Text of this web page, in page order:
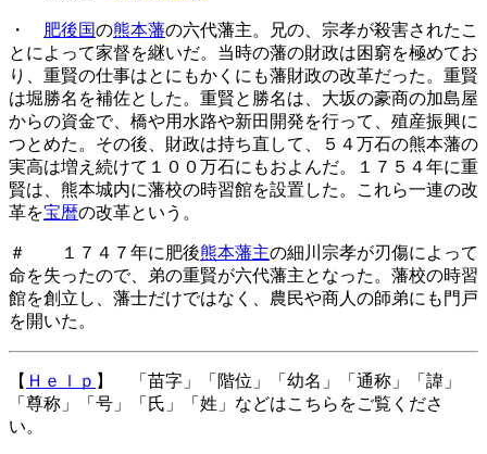
・ 肥後国の熊本藩の六代藩主。兄の、宗孝が殺害されたこ
とによって家督を継いだ。当時の藩の財政は困窮を極めてお
り、重賢の仕事はとにもかくにも藩財政の改革だった。重賢
は堀勝名を補佐とした。重賢と勝名は、大坂の豪商の加島屋
からの資金で、橋や用水路や新田開発を行って、殖産振興に
つとめた。その後、財政は持ち直して、５４万石の熊本藩の
実高は増え続けて１００万石にもおよんだ。１７５４年に重
賢は、熊本城内に藩校の時習館を設置した。これら一連の改
革を宝暦の改革という。
＃ １７４７年に肥後熊本藩主の細川宗孝が刃傷によって
命を失ったので、弟の重賢が六代藩主となった。藩校の時習
館を創立し、藩士だけではなく、農民や商人の師弟にも門戸
を開いた。
【 Ｈｅｌｐ 】 「苗字」「階位」「幼名」「通称」「諱」
「尊称」「号」「氏」「姓」などはこちらをご覧くださ
い。